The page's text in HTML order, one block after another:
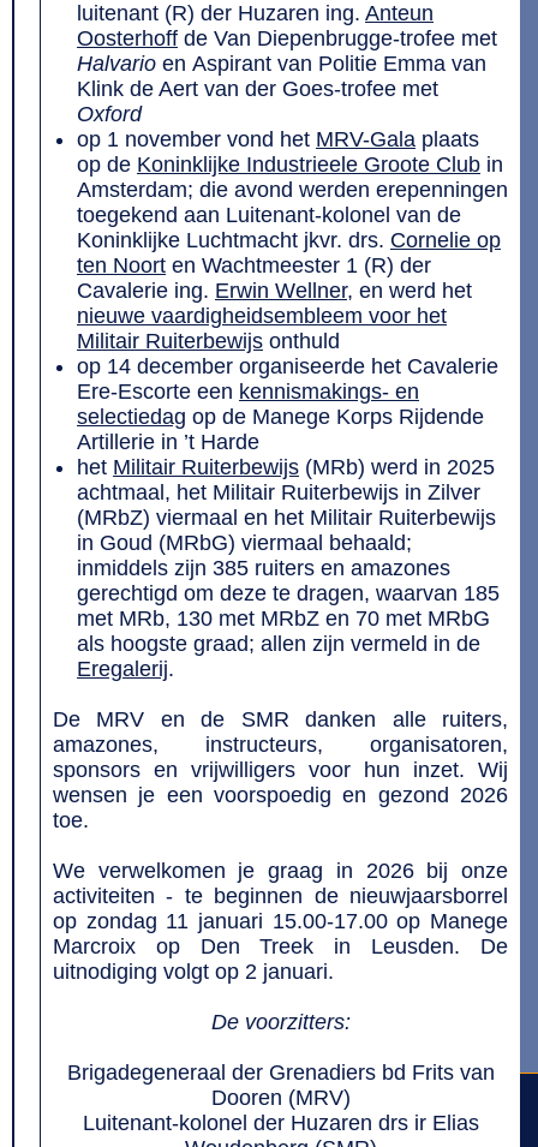
luitenant (R) der Huzaren ing. Anteun
Oosterhoff de Van Diepenbrugge-trofee met
Halvario en Aspirant van Politie Emma van
Klink de Aert van der Goes-trofee met
Oxford
op 1 november vond het MRV-Gala plaats
op de Koninklijke Industrieele Groote Club in
Amsterdam; die avond werden erepenningen
toegekend aan Luitenant-kolonel van de
Koninklijke Luchtmacht jkvr. drs. Cornelie op
ten Noort en Wachtmeester 1 (R) der
Cavalerie ing. Erwin Wellner, en werd het
nieuwe vaardigheidsembleem voor het
Militair Ruiterbewijs onthuld
op 14 december organiseerde het Cavalerie
Ere-Escorte een kennismakings- en
selectiedag op de Manege Korps Rijdende
Artillerie in ’t Harde
het Militair Ruiterbewijs (MRb) werd in 2025
achtmaal, het Militair Ruiterbewijs in Zilver
(MRbZ) viermaal en het Militair Ruiterbewijs
in Goud (MRbG) viermaal behaald;
inmiddels zijn 385 ruiters en amazones
gerechtigd om deze te dragen, waarvan 185
met MRb, 130 met MRbZ en 70 met MRbG
als hoogste graad; allen zijn vermeld in de
Eregalerij.
De MRV en de SMR danken alle ruiters,
amazones, instructeurs, organisatoren,
sponsors en vrijwilligers voor hun inzet. Wij
wensen je een voorspoedig en gezond 2026
toe.
We verwelkomen je graag in 2026 bij onze
activiteiten - te beginnen de nieuwjaarsborrel
op zondag 11 januari 15.00-17.00 op Manege
Marcroix op Den Treek in Leusden. De
uitnodiging volgt op 2 januari.
De voorzitters:
Brigadegeneraal der Grenadiers bd Frits van
Dooren (MRV)
Luitenant-kolonel der Huzaren drs ir Elias